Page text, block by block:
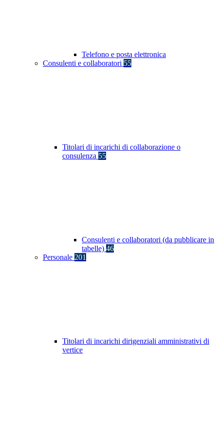
Telefono e posta elettronica
Consulenti e collaboratori 55
Titolari di incarichi di collaborazione o
consulenza 55
Consulenti e collaboratori (da pubblicare in
tabelle) 46
Personale 201
Titolari di incarichi dirigenziali amministrativi di
vertice